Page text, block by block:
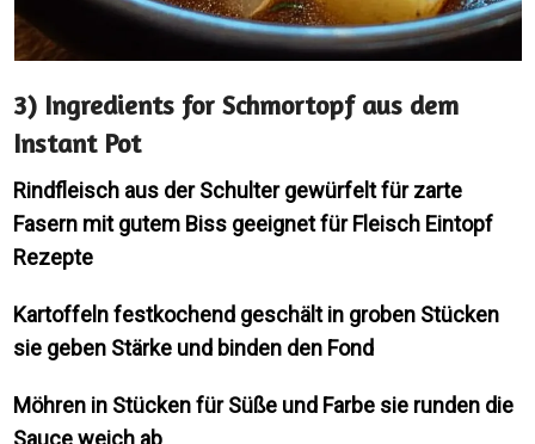
3) Ingredients for Schmortopf aus dem
Instant Pot
Rindfleisch aus der Schulter gewürfelt für zarte
Fasern mit gutem Biss geeignet für Fleisch Eintopf
Rezepte
Kartoffeln festkochend geschält in groben Stücken
sie geben Stärke und binden den Fond
Möhren in Stücken für Süße und Farbe sie runden die
Sauce weich ab